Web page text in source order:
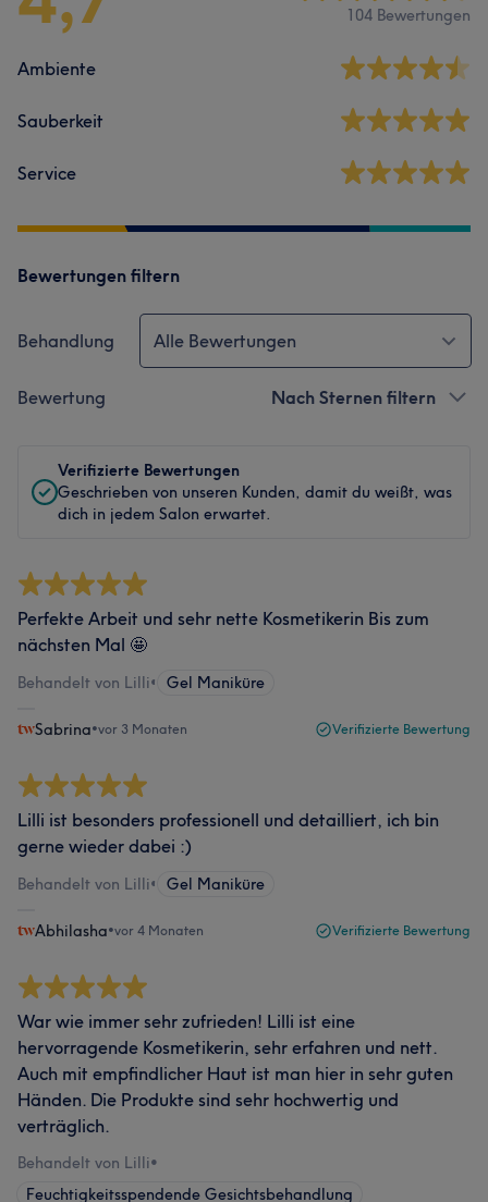
104 Bewertungen
Ambiente
Sauberkeit
Service
Bewertungen filtern
Behandlung Alle Bewertungen
Bewertung Nach Sternen filtern
Verifizierte Bewertungen
Geschrieben von unseren Kunden, damit du weißt, was
dich in jedem Salon erwartet.
Perfekte Arbeit und sehr nette Kosmetikerin Bis zum
nächsten Mal 🤩
Behandelt von Lilli• Gel Maniküre
Sabrina•vor 3 Monaten Verifizierte Bewertung
Lilli ist besonders professionell und detailliert, ich bin
gerne wieder dabei :)
Behandelt von Lilli• Gel Maniküre
Abhilasha•vor 4 Monaten Verifizierte Bewertung
War wie immer sehr zufrieden! Lilli ist eine
hervorragende Kosmetikerin, sehr erfahren und nett.
Auch mit empfindlicher Haut ist man hier in sehr guten
Händen. Die Produkte sind sehr hochwertig und
verträglich.
Behandelt von Lilli•
Feuchtigkeitsspendende Gesichtsbehandlung